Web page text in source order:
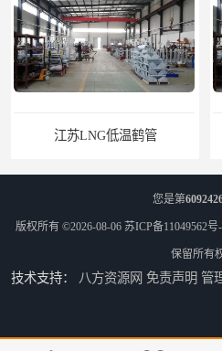
南通LNG鹤管
您是第
版权所有 ©2026-08-06 苏ICP备11049562号
保留所有
技术支持： 八方资源网 免责声明 管